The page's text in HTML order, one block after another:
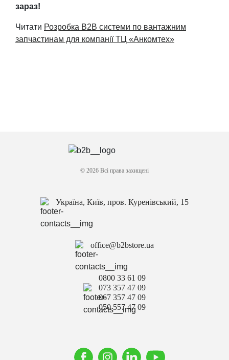
зараз!
Читати Розробка B2B системи по вантажним
запчастинам для компанії ТЦ «Анкомтех»
© 2026 Всі права захищені
Україна, Київ, пров. Куренівський, 15
office@b2bstore.ua
0800 33 61 09
073 357 47 09
067 357 47 09
050 557 47 09